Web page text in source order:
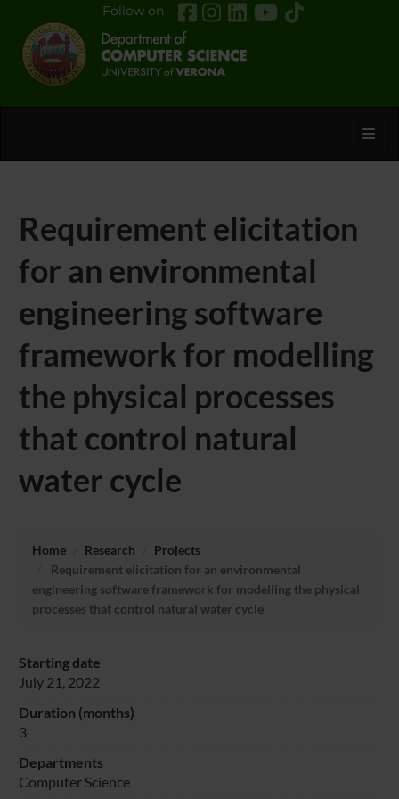
Follow on
Requirement elicitation
for an environmental
engineering software
framework for modelling
the physical processes
that control natural
water cycle
Home Research
Projects
Requirement elicitation for an environmental
engineering software framework for modelling the physical
processes that control natural water cycle
Starting date
July 21, 2022
Duration (months)
3
Departments
Computer Science